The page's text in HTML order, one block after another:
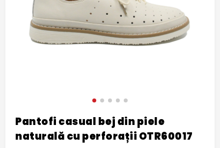
Pantofi casual bej din piele
naturală cu perforații OTR60017